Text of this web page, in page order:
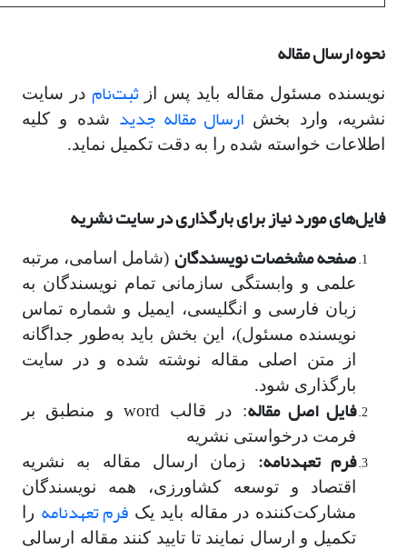
نحوه ارسال مقاله
نویسنده مسئول مقاله باید پس از ثبت‌نام در سایت
نشریه، وارد بخشارسال مقاله جدید شده و کلیه
اطلاعات خواسته شده را به دقت تکمیل نماید.
فایل‌های مورد نیاز برای بارگذاری در سایت نشریه
صفحه مشخصات نویسندگان (شامل اسامی، مرتبه
علمی و وابستگی سازمانی تمام نویسندگان به
زبان فارسی و انگلیسی، ایمیل و شماره تماس
نویسنده مسئول)، این بخش باید به‌طور جداگانه
از متن اصلی مقاله نوشته شده و در سایت
بارگذاری شود.
فایل اصل مقاله
: در قالب word و منطبق بر
فرمت درخواستی نشریه
فرم تعهدنامه: زمان ارسال مقاله به نشریه
اقتصاد و توسعه کشاورزی، همه نویسندگان
مشارکت‌کننده در مقاله باید یک فرم تعهدنامه را
تکمیل و ارسال نمایند تا تایید کنند مقاله ارسالی